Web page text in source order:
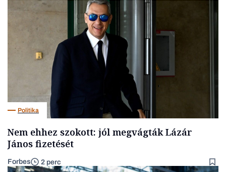
Politika
Nem ehhez szokott: jól megvágták Lázár
János fizetését
Forbes 2 perc